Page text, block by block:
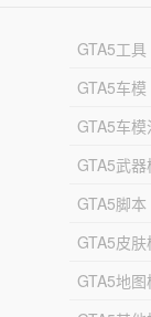
GTA5工具
GTA5车模
GTA5车模
GTA5武器
GTA5脚本
GTA5皮肤
GTA5地图